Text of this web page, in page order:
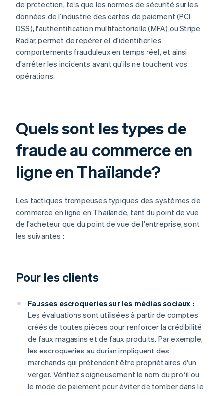
de protection, tels que les normes de sécurité sur les
données de l’industrie des cartes de paiement (PCI
DSS), l'authentification multifactorielle (MFA) ou Stripe
Radar, permet de repérer et d'identifier les
comportements frauduleux en temps réel, et ainsi
d'arrêter les incidents avant qu'ils ne touchent vos
opérations.
Quels sont les types de
fraude au commerce en
ligne en Thaïlande?
Les tactiques trompeuses typiques des systèmes de
commerce en ligne en Thaïlande, tant du point de vue
de l'acheteur que du point de vue de l'entreprise, sont
les suivantes :
Pour les clients
Fausses escroqueries sur les médias sociaux :
Les évaluations sont utilisées à partir de comptes
créés de toutes pièces pour renforcer la crédibilité
de faux magasins et de faux produits. Par exemple,
les escroqueries au durian impliquent des
marchands qui prétendent être propriétaires d'un
verger. Vérifiez soigneusement le nom du profil ou
le mode de paiement pour éviter de tomber dans le